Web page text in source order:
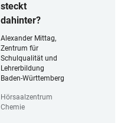
steckt
dahinter?
Alexander Mittag,
Zentrum für
Schulqualität und
Lehrerbildung
Baden-Württemberg
Hörsaalzentrum
Chemie